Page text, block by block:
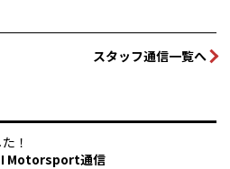
スタッフ通信一覧へ
！
Motorsport通信